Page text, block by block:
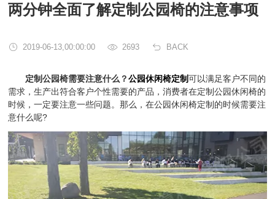
两分钟全面了解定制公园椅的注意事项
2019-06-13,00:00:00 2693 BACK
定制公园椅需要注意什么？公园休闲椅定制可以满足客户不同的
需求，生产出符合客户个性需要的产品，消费者在定制公园休闲椅的
时候，一定要注意一些问题。那么，在公园休闲椅定制的时候需要注
意什么呢?